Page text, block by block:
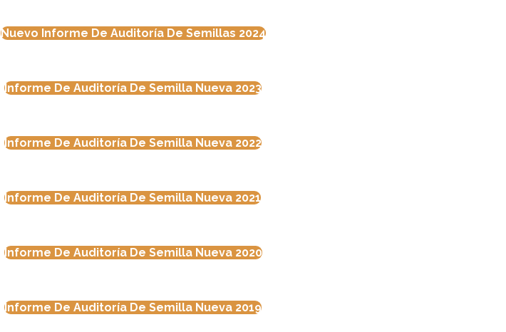
Nuevo Informe De Auditoría De Semillas 2024
Informe De Auditoría De Semilla Nueva 2023
Informe De Auditoría De Semilla Nueva 2022
Informe De Auditoría De Semilla Nueva 2021
Informe De Auditoría De Semilla Nueva 2020
Informe De Auditoría De Semilla Nueva 2019